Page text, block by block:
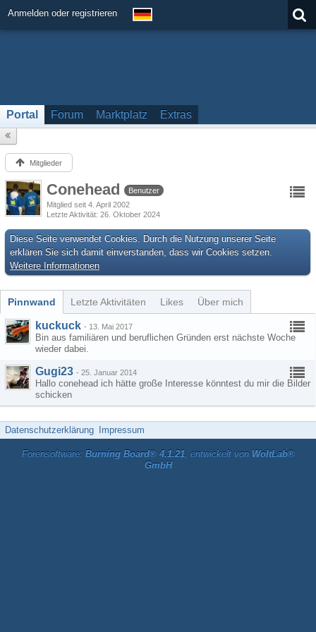
Anmelden oder registrieren
Portal Forum Marktplatz Extras
Mitglieder
Conehead
Benutzer
Mitglied seit 4. April 2002
Letzte Aktivität 26. Oktober 2024
Diese Seite verwendet Cookies. Durch die Nutzung unserer Seite
erklären Sie sich damit einverstanden, dass wir Cookies setzen.
Weitere Informationen
Pinnwand Letzte Aktivitäten Likes Über mich
kuckuck - 13. Mai 2017
Bin aus familiären und beruflichen Gründen erst nächste Woche
wieder dabei.
Gugi23 - 25. Januar 2014
Hallo conehead ich hätte große Interesse könntest du mir die Bilder
schicken
Datenschutzerklärung Impressum
Forensoftware: Burning Board® 4.1.21, entwickelt von WoltLab®
GmbH